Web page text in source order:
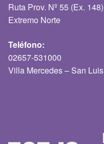
Ruta Prov. Nº 55 (Ex. 148)
Extremo Norte
Teléfono:
02657-531000
Villa Mercedes – San Luis